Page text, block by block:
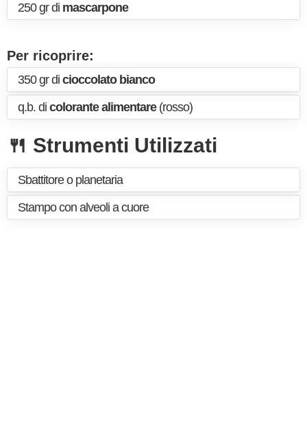
250 gr di mascarpone
Per ricoprire:
350 gr di cioccolato bianco
q.b. di colorante alimentare(rosso)
🍴 Strumenti Utilizzati
Sbattitore o planetaria
Stampo con alveoli a cuore